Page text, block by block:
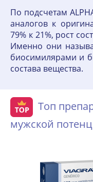
По подсчетам
аналогов к
79% к 21%, рост
Именно они
биосимилярами и
состава вещества.
Топ
мужской